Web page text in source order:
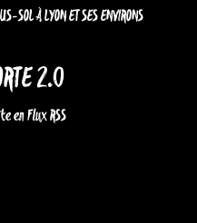
SOL À LYON ET SES ENVIRONS
2.0
en Flux RSS